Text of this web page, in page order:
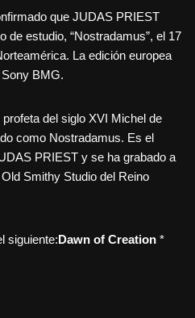
que JUDAS PRIEST
de estudio, “Nostradamus”, el 17
La edición europea
BMG.
del siglo XVI Michel de
como Nostradamus. Es el
PRIEST y se ha grabado a
Smithy Studio del Reino
siguiente:Dawn of Creation *